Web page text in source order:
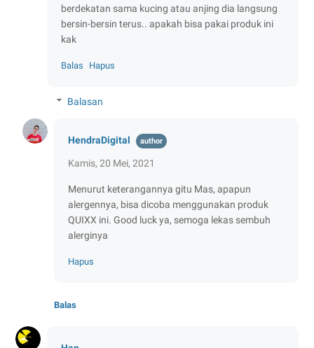
berdekatan sama kucing atau anjing dia langsung
bersin-bersin terus.. apakah bisa pakai produk ini
kak
Balas Hapus
Balasan
HendraDigital
Kamis, 20 Mei, 2021
Menurut keterangannya gitu Mas, apapun
alergennya, bisa dicoba menggunakan produk
QUIXX ini. Good luck ya, semoga lekas sembuh
alerginya
Hapus
Balas